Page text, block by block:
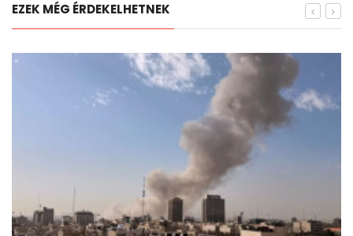
EZEK MÉG ÉRDEKELHETNEK